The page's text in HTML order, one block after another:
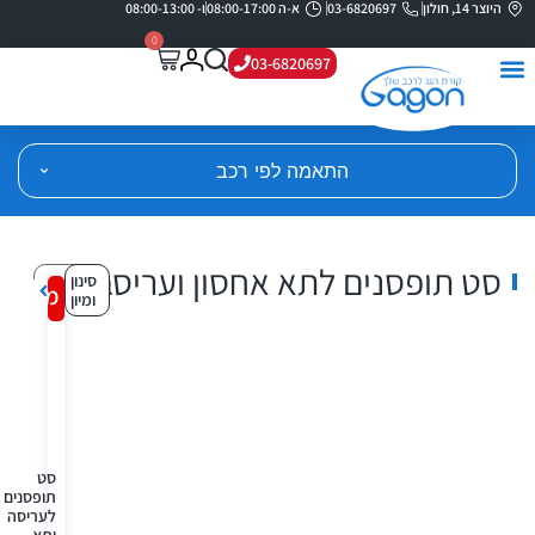
היוצר 14, חולון 03-6820697 א-ה 08:00-17:00 ו- 08:00-13:00
03-6820697
0
התאמה לפי רכב
סט תופסנים לתא אחסון ועריסהסינון
ומיון
סט
תופסנים
לעריסה